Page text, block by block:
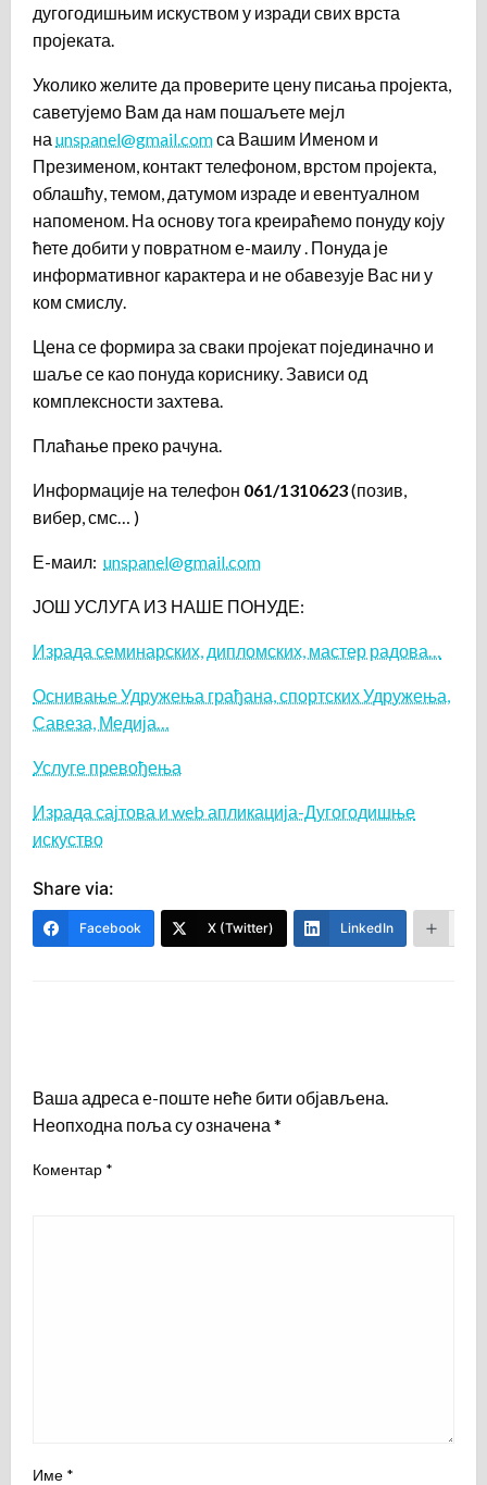
дугогодишњим искуством у изради свих врста
пројеката.
Уколико желите да проверите цену писања пројекта,
саветујемо Вам да нам пошаљете мејл
на unspanel@gmail.comса Вашим Именом и
Презименом, контакт телефоном, врстом пројекта,
облашћу, темом, датумом израде и евентуалном
напоменом. На основу тога креираћемо понуду коју
ћете добити у повратном е-маилу . Понуда је
информативног карактера и не обавезује Вас ни у
ком смислу.
Цена се формира за сваки пројекат појединачно и
шаље се као понуда кориснику. Зависи од
комплексности захтева.
Плаћање преко рачуна.
Информације на телефон 061/1310623(позив,
вибер, смс… )
Е-маил: unspanel@gmail.com
ЈОШ УСЛУГА ИЗ НАШЕ ПОНУДЕ:
Израда семинарских, дипломских, мастер радова…
Оснивање Удружења грађана, спортских Удружења,
Савеза, Медија…
Услуге превођења
Израда сајтова и web апликација-Дугогодишње
искуство
Share via:
Facebook X (Twitter) LinkedIn
Ваша адреса е-поште неће бити објављена.
Неопходна поља су означена *
Коментар *
Име *